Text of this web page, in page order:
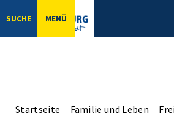
SUCHE MENÜ
Startseite Familie und Leben